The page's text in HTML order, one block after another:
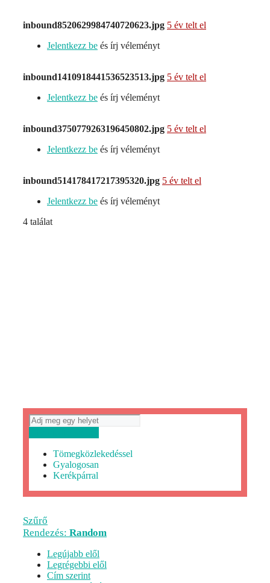
inbound8520629984740720623.jpg 5 év telt el
Jelentkezz be és írj véleményt
inbound1410918441536523513.jpg 5 év telt el
Jelentkezz be és írj véleményt
inbound3750779263196450802.jpg 5 év telt el
Jelentkezz be és írj véleményt
inbound514178417217395320.jpg 5 év telt el
Jelentkezz be és írj véleményt
4 találat
Tömegközlekedéssel
Gyalogosan
Kerékpárral
Szűrő
Rendezés: Random
Legújabb elől
Legrégebbi elől
Cím szerint